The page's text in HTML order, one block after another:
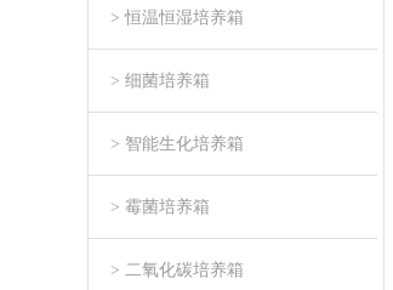
> 恒温恒湿培养箱
> 细菌培养箱
> 智能生化培养箱
> 霉菌培养箱
> 二氧化碳培养箱